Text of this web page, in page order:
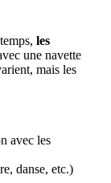
les
une navette
mais les
avec les
danse, etc.)